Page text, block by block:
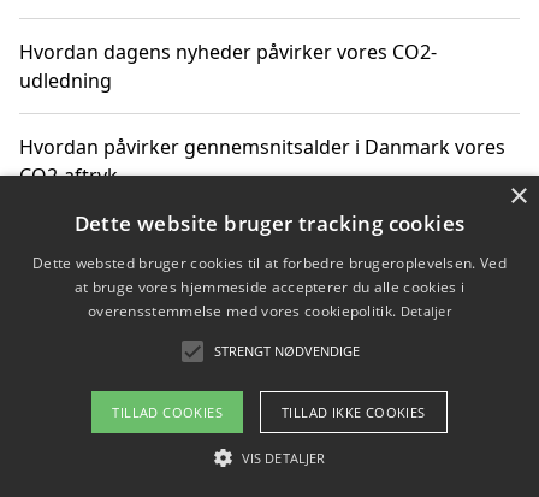
Hvordan dagens nyheder påvirker vores CO2-
udledning
Hvordan påvirker gennemsnitsalder i Danmark vores
CO2-aftryk
Hvordan nyheder om CO2-udledning påvirker vores
hverdag
Om / kontakt
Blog Betingelser
×
Dette website bruger tracking cookies
Dette websted bruger cookies til at forbedre brugeroplevelsen. Ved
at bruge vores hjemmeside accepterer du alle cookies i
overensstemmelse med vores cookiepolitik. Detaljer
STRENGT NØDVENDIGE
TILLAD COOKIES TILLAD IKKE COOKIES
VIS DETALJER